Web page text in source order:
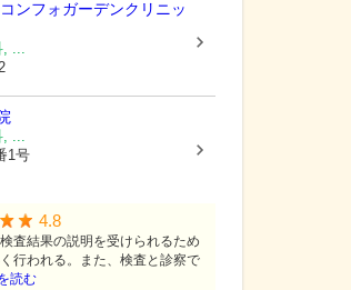
コンフォガーデンクリニッ
, ...
, ...
1号
4.8
査結果の説明を受けられるため
行われる。また、検査と診察で
読む